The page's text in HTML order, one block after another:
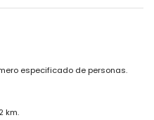
de 2 kilómetros de la villa)
Jávea (a menos de 5
(a menos de 5 kilómetros de la
especificado de personas.
km.